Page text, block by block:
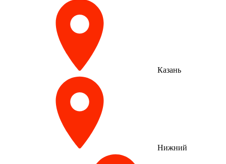
Казань
Нижний